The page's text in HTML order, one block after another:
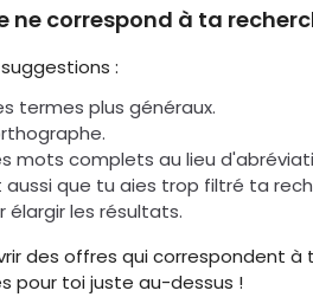
ne correspond à ta
:
termes plus généraux.
mots complets au lieu
aussi que tu aies trop filtré ta
élargir les résultats.
des offres qui correspondent
pour toi juste au-dessus !